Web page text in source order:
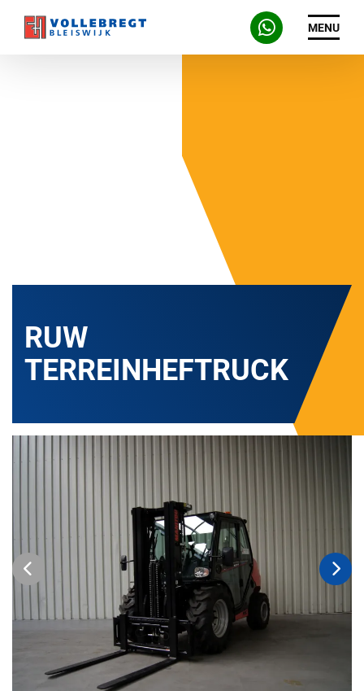
MENU
RUW
TERREINHEFTRUCK